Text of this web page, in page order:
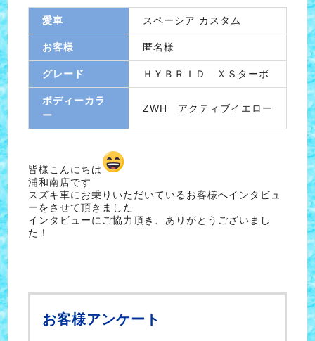
愛車 スペーシア カスタム
お客様 匿名様
グレード ＨＹＢＲＩＤ ＸＳターボ
ボディーカラ
ー
ZWH アクティブイエロー
皆様こんにちは
浦和南店です
スズキ車にお乗りいただいているお客様へインタビュ
ーをさせて頂きました
インタビューにご協力頂き、ありがとうございまし
た！
お客様アンケート